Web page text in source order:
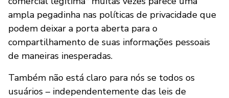
ampla pegadinha nas políticas de privacidade que
podem deixar a porta aberta para o
compartilhamento de suas informações pessoais
de maneiras inesperadas.
Também não está claro para nós se todos os
usuários – independentemente das leis de